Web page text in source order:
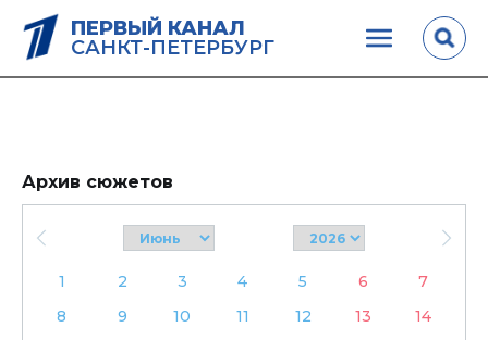
ПЕРВЫЙ КАНАЛ
САНКТ-ПЕТЕРБУРГ
Архив сюжетов
1 2 3 4 5 6
7
8
9 10 11 12 13
14